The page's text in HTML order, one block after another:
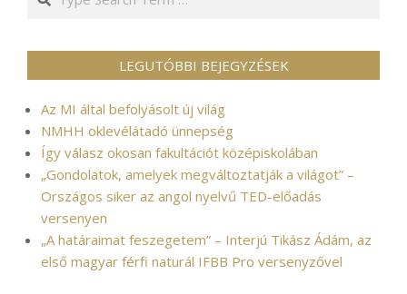
LEGUTÓBBI BEJEGYZÉSEK
Az MI által befolyásolt új világ
NMHH oklevélátadó ünnepség
Így válasz okosan fakultációt középiskolában
„Gondolatok, amelyek megváltoztatják a világot” –
Országos siker az angol nyelvű TED-előadás
versenyen
„A határaimat feszegetem” – Interjú Tikász Ádám, az
első magyar férfi naturál IFBB Pro versenyzővel